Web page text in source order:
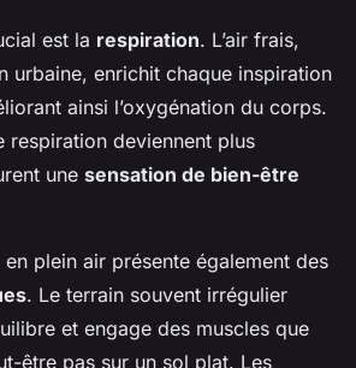
est la respiration. L’air frais,
urbaine, enrichit chaque inspiration
ainsi l’oxygénation du corps.
respiration deviennent plus
une sensation de bien-être
en plein air présente également des
. Le terrain souvent irrégulier
et engage des muscles que
être pas sur un sol plat. Les